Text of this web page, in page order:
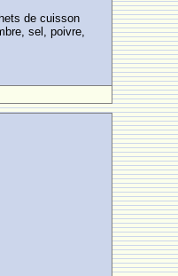
de cuisson
sel, poivre,